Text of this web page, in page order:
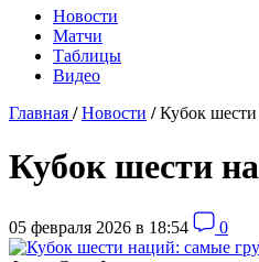
Новости
Матчи
Таблицы
Видео
Главная / Новости / Кубок
Кубок шести
05 февраля 2026 в 18:54 0